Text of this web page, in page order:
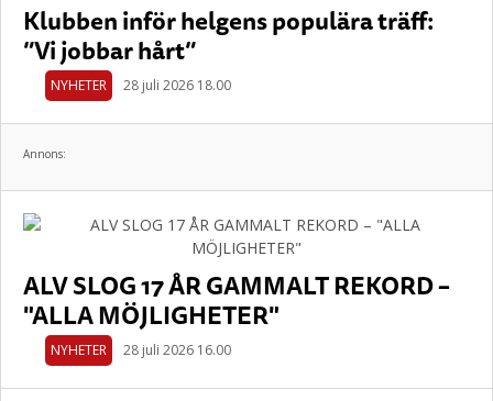
Klubben inför helgens populära träff:
”Vi jobbar hårt”
NYHETER 28 juli 2026 18.00
Annons:
ALV SLOG 17 ÅR GAMMALT REKORD –
"ALLA MÖJLIGHETER"
NYHETER 28 juli 2026 16.00